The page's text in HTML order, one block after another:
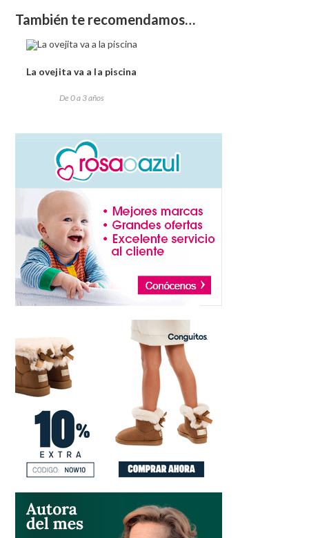
También te recomendamos…
La ovejita va a la piscina
De 0 a 3 años